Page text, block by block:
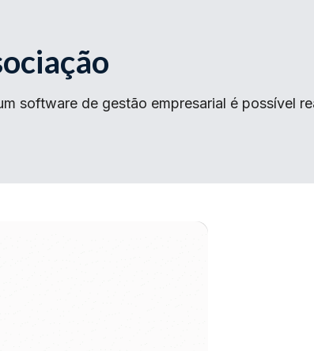
software de gestão empresarial é possível